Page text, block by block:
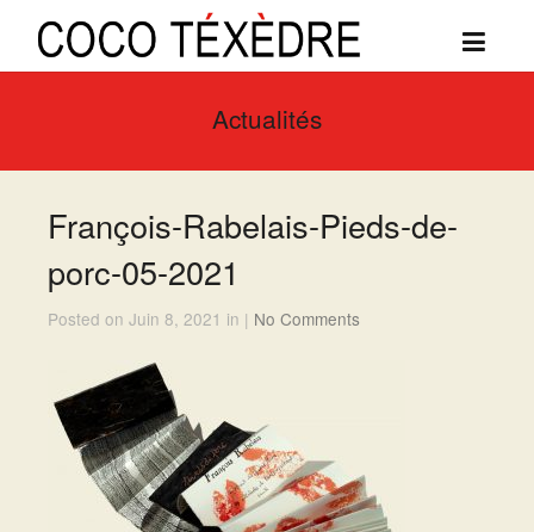
Actualités
François-Rabelais-Pieds-de-
porc-05-2021
Posted on Juin 8, 2021 in | No Comments